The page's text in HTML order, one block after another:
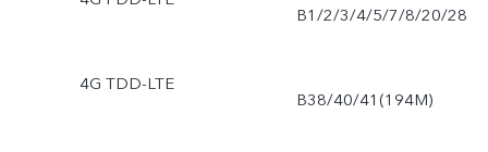
B1/2/3/4/5/7/8/20/28
4G TDD-LTE
B38/40/41(194M)